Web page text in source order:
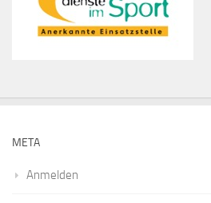
META
Anmelden